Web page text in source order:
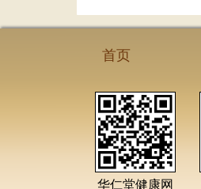
首页
华仁堂健康网